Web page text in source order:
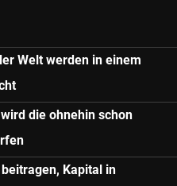
Welt werden in einem
die ohnehin schon
Kapital in